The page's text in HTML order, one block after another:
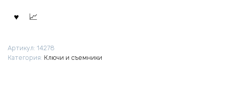
Артикул: 14278
Категория: Ключи и съемники